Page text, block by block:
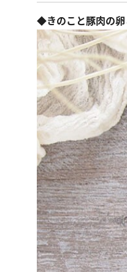
◆きのこと豚肉の卵